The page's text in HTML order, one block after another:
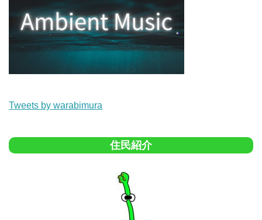
Tweets by warabimura
住民紹介